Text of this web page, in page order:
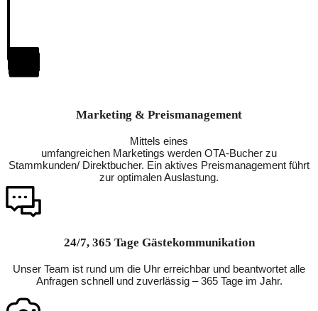
Marketing & Preismanagement
Mittels eines
umfangreichen Marketings werden OTA-Bucher zu
Stammkunden/ Direktbucher. Ein aktives Preismanagement führt
zur optimalen Auslastung.
24/7, 365 Tage Gästekommunikation
Unser Team ist rund um die Uhr erreichbar und beantwortet alle
Anfragen schnell und zuverlässig – 365 Tage im Jahr.